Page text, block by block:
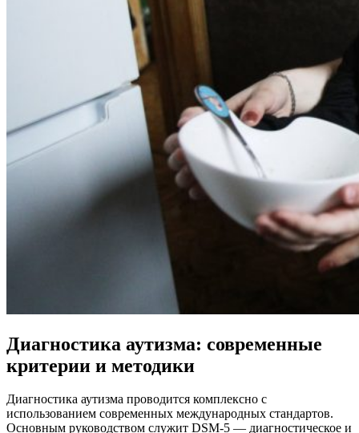
Диагностика аутизма: современные
критерии и методики
Диагностика аутизма проводится комплексно с
использованием современных международных стандартов.
Основным руководством служит DSM-5 — диагностическое и